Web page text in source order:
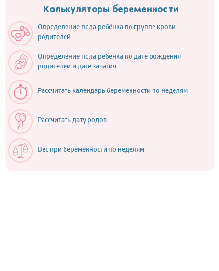
Калькуляторы беременности
Определение пола ребёнка по группе крови
родителей
Определение пола ребёнка по дате рождения
родителей и дате зачатия
Рассчитать календарь беременности по неделям
Рассчитать дату родов
Вес при беременности по неделям